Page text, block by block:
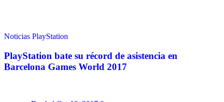
Noticias PlayStation
PlayStation bate su récord de asistencia en
Barcelona Games World 2017